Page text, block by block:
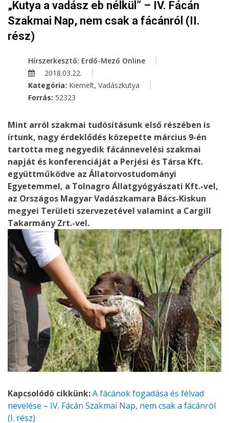
„Kutya a vadász eb nélkül” – IV. Fácán
Szakmai Nap, nem csak a fácánról (II.
rész)
Hírszerkesztő: Erdő-Mező Online
2018.03.22.
Kategória: Kiemelt, Vadászkutya
Forrás: 52323
Mint arról szakmai tudósításunk első részében is
írtunk, nagy érdeklődés közepette március 9-én
tartotta meg negyedik fácánnevelési szakmai
napját és konferenciáját a Perjési és Társa Kft.
együttműködve az Állatorvostudományi
Egyetemmel, a Tolnagro Állatgyógyászati Kft.-vel,
az Országos Magyar Vadászkamara Bács-Kiskun
megyei Területi szervezetével valamint a Cargill
Takarmány Zrt.-vel.
Kapcsolódó cikkünk:A fácánok fogadása és félvad
nevelése – IV. Fácán Szakmai Nap, nem csak a fácánról
(I. rész)